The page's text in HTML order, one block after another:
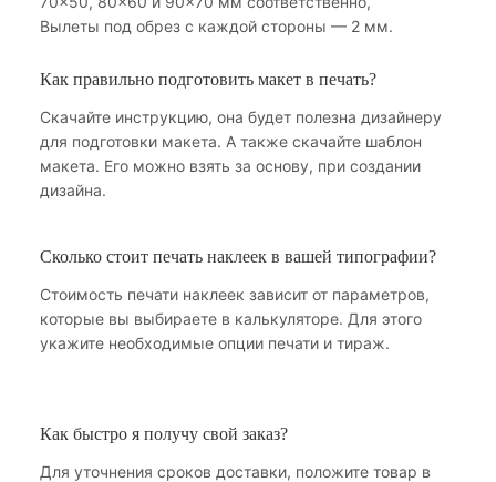
Вылеты под обрез с каждой стороны — 2 мм.
Как правильно подготовить макет в печать?
Скачайте инструкцию, она будет полезна дизайнеру
для подготовки макета. А также скачайте шаблон
макета. Его можно взять за основу, при создании
дизайна.
Сколько стоит печать наклеек в вашей типографии?
Стоимость печати наклеек зависит от параметров,
которые вы выбираете в калькуляторе. Для этого
укажите необходимые опции печати и тираж.
Как быстро я получу свой заказ?
Для уточнения сроков доставки, положите товар в